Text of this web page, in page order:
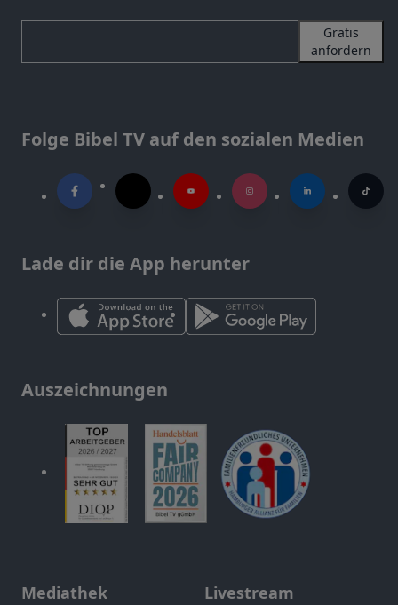
Gratis
anfordern
Folge Bibel TV auf den sozialen Medien
Lade dir die App herunter
Auszeichnungen
Mediathek Livestream